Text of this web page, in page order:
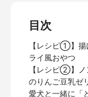
目次
【レシピ①】揚
ライ風おやつ
【レシピ②】ノ
のりんご豆乳ゼ
愛犬と一緒に「